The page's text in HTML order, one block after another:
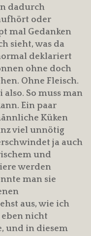
dadurch
oder
mal Gedanken
sieht, was da
deklariert
ohne doch
Ohne Fleisch.
So muss man
Ein paar
Küken
viel unnötig
ja auch
und
werden
man sie
aus, wie ich
nicht
und in diesem